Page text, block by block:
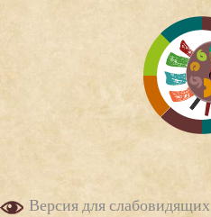
Версия для слабовидящих